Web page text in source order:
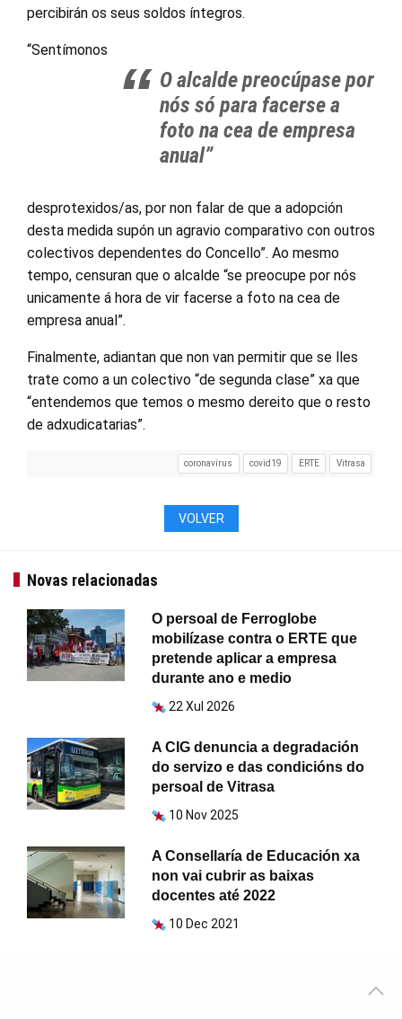
percibirán os seus soldos íntegros.
O alcalde preocúpase por
nós só para facerse a
foto na cea de empresa
anual”
“Sentímonos
desprotexidos/as, por non falar de que a adopción
desta medida supón un agravio comparativo con outros
colectivos dependentes do Concello”. Ao mesmo
tempo, censuran que o alcalde “se preocupe por nós
unicamente á hora de vir facerse a foto na cea de
empresa anual”.
Finalmente, adiantan que non van permitir que se lles
trate como a un colectivo “de segunda clase” xa que
“entendemos que temos o mesmo dereito que o resto
de adxudicatarias”.
coronavirus covid19 ERTE Vitrasa
VOLVER
Novas relacionadas
O persoal de Ferroglobe
mobilízase contra o ERTE que
pretende aplicar a empresa
durante ano e medio
22 Xul 2026
A CIG denuncia a degradación
do servizo e das condicións do
persoal de Vitrasa
10 Nov 2025
A Consellaría de Educación xa
non vai cubrir as baixas
docentes até 2022
10 Dec 2021